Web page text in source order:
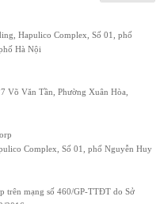
Hapulico Complex, Số 01, phố
Hà Nội
Võ Văn Tần, Phường Xuân Hòa,
Complex, Số 01, phố Nguyễn Huy
trên mạng số 460/GP-TTĐT do Sở